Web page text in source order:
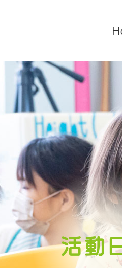
企業主導型保育園
花音保育園
医
活動